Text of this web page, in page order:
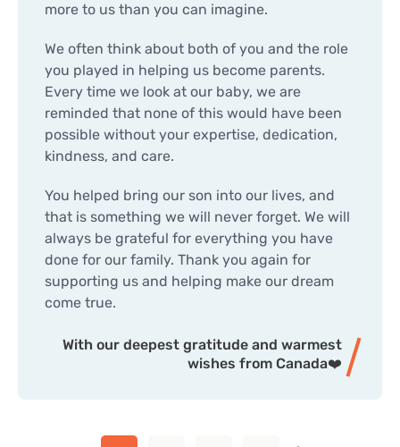
more to us than you can imagine.
We often think about both of you and the role
you played in helping us become parents.
Every time we look at our baby, we are
reminded that none of this would have been
possible without your expertise, dedication,
kindness, and care.
You helped bring our son into our lives, and
that is something we will never forget. We will
always be grateful for everything you have
done for our family. Thank you again for
supporting us and helping make our dream
come true.
With our deepest gratitude and warmest
wishes from Canada❤️